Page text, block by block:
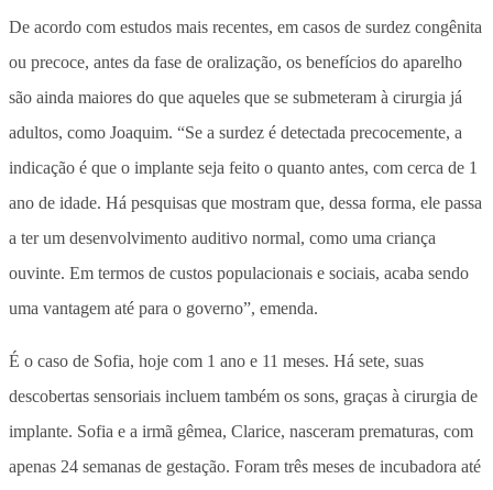
De acordo com estudos mais recentes, em casos de surdez congênita
ou precoce, antes da fase de oralização, os benefícios do aparelho
são ainda maiores do que aqueles que se submeteram à cirurgia já
adultos, como Joaquim. “Se a surdez é detectada precocemente, a
indicação é que o implante seja feito o quanto antes, com cerca de 1
ano de idade. Há pesquisas que mostram que, dessa forma, ele passa
a ter um desenvolvimento auditivo normal, como uma criança
ouvinte. Em termos de custos populacionais e sociais, acaba sendo
uma vantagem até para o governo”, emenda.
É o caso de Sofia, hoje com 1 ano e 11 meses. Há sete, suas
descobertas sensoriais incluem também os sons, graças à cirurgia de
implante. Sofia e a irmã gêmea, Clarice, nasceram prematuras, com
apenas 24 semanas de gestação. Foram três meses de incubadora até